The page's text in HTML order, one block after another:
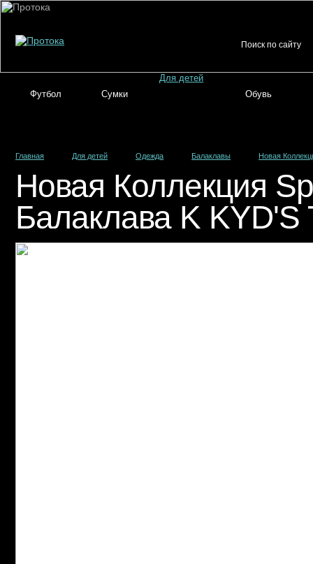
Футбол Сумки
Для детей
Обувь
Главная Для детей Одежда Балаклавы Новая
Новая Коллекция
Балаклава K KYD'S